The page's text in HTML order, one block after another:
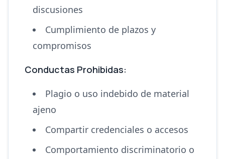
discusiones
Cumplimiento de plazos y
compromisos
Conductas Prohibidas:
Plagio o uso indebido de material
ajeno
Compartir credenciales o accesos
Comportamiento discriminatorio o